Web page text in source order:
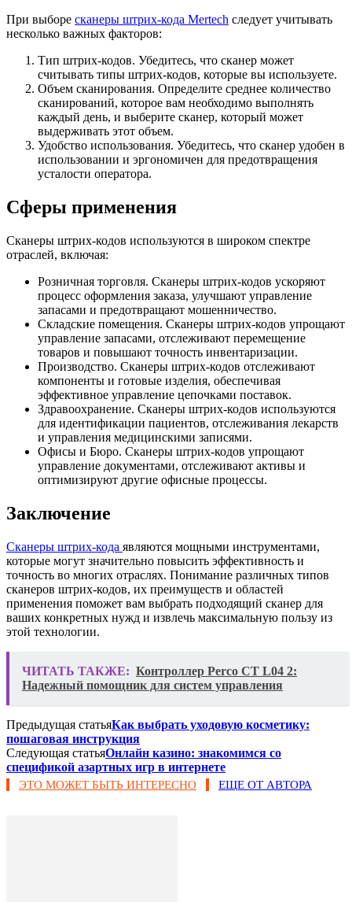
При выборе сканеры штрих-кода Mertech следует учитывать
несколько важных факторов:
Тип штрих-кодов. Убедитесь, что сканер может
считывать типы штрих-кодов, которые вы используете.
Объем сканирования. Определите среднее количество
сканирований, которое вам необходимо выполнять
каждый день, и выберите сканер, который может
выдерживать этот объем.
Удобство использования. Убедитесь, что сканер удобен в
использовании и эргономичен для предотвращения
усталости оператора.
Сферы применения
Сканеры штрих-кодов используются в широком спектре
отраслей, включая:
Розничная торговля. Сканеры штрих-кодов ускоряют
процесс оформления заказа, улучшают управление
запасами и предотвращают мошенничество.
Складские помещения. Сканеры штрих-кодов упрощают
управление запасами, отслеживают перемещение
товаров и повышают точность инвентаризации.
Производство. Сканеры штрих-кодов отслеживают
компоненты и готовые изделия, обеспечивая
эффективное управление цепочками поставок.
Здравоохранение. Сканеры штрих-кодов используются
для идентификации пациентов, отслеживания лекарств
и управления медицинскими записями.
Офисы и Бюро. Сканеры штрих-кодов упрощают
управление документами, отслеживают активы и
оптимизируют другие офисные процессы.
Заключение
Сканеры штрих-кода являются мощными инструментами,
которые могут значительно повысить эффективность и
точность во многих отраслях. Понимание различных типов
сканеров штрих-кодов, их преимуществ и областей
применения поможет вам выбрать подходящий сканер для
ваших конкретных нужд и извлечь максимальную пользу из
этой технологии.
ЧИТАТЬ ТАКЖЕ: Контроллер Perco CT L04 2:
Надежный помощник для систем управления
Предыдущая статьяКак выбрать уходовую косметику:
пошаговая инструкция
Следующая статьяОнлайн казино: знакомимся со
спецификой азартных игр в интернете
ЭТО МОЖЕТ БЫТЬ ИНТЕРЕСНО ЕЩЕ ОТ АВТОРА